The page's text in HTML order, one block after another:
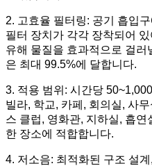
2. 고효율 필터링: 공기 흡입
필터 장치가 각각 장착되어
유해 물질을 효과적으로 걸러
은 최대 99.5%에 달합니다.
3. 적용 범위: 시간당
빌라, 학교, 카페, 회의실, 사
스 클럽, 영화관, 지하실, 흡
한 장소에 적합합니다.
4. 저소음: 최적화된 구조 설